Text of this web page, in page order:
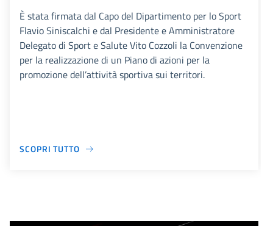
È stata firmata dal Capo del Dipartimento per lo Sport
Flavio Siniscalchi e dal Presidente e Amministratore
Delegato di Sport e Salute Vito Cozzoli la Convenzione
per la realizzazione di un Piano di azioni per la
promozione dell’attività sportiva sui territori.
SCOPRI TUTTO